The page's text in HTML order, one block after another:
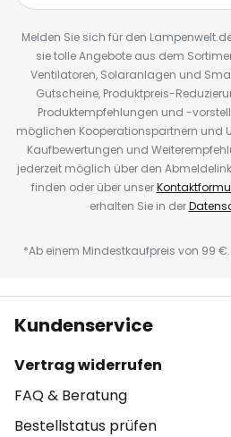
Melden Sie sich für den
sie tolle Angebote aus dem
Ventilatoren, Solaranlagen und
Gutscheine, Produktpreis-
Produktempfehlungen und -
möglichen Kooperationspartnern und
Kaufbewertungen und
jederzeit möglich über den
finden oder über unser
erhalten Sie in der
*Ab einem Mindestkaufpreis von 99
Kundenservice
Vertrag widerrufen
FAQ & Beratung
Bestellstatus prüfen